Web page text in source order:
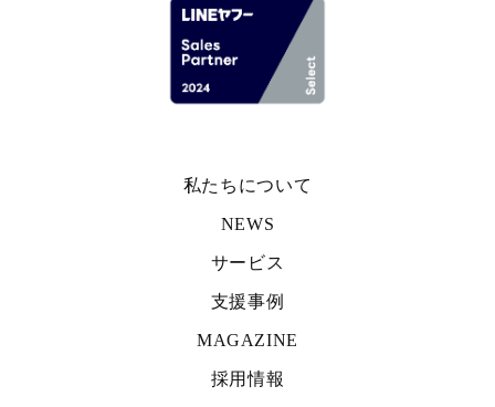
私たちについて
NEWS
サービス
支援事例
MAGAZINE
採用情報